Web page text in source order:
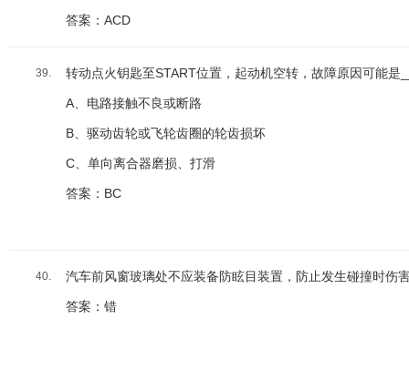
答案：ACD
39. 转动点火钥匙至START位置，起动机空转，故障原因可能是
A、电路接触不良或断路
B、驱动齿轮或飞轮齿圈的轮齿损坏
C、单向离合器磨损、打滑
答案：BC
40. 汽车前风窗玻璃处不应装备防眩目装置，防止发生碰撞时伤
答案：错